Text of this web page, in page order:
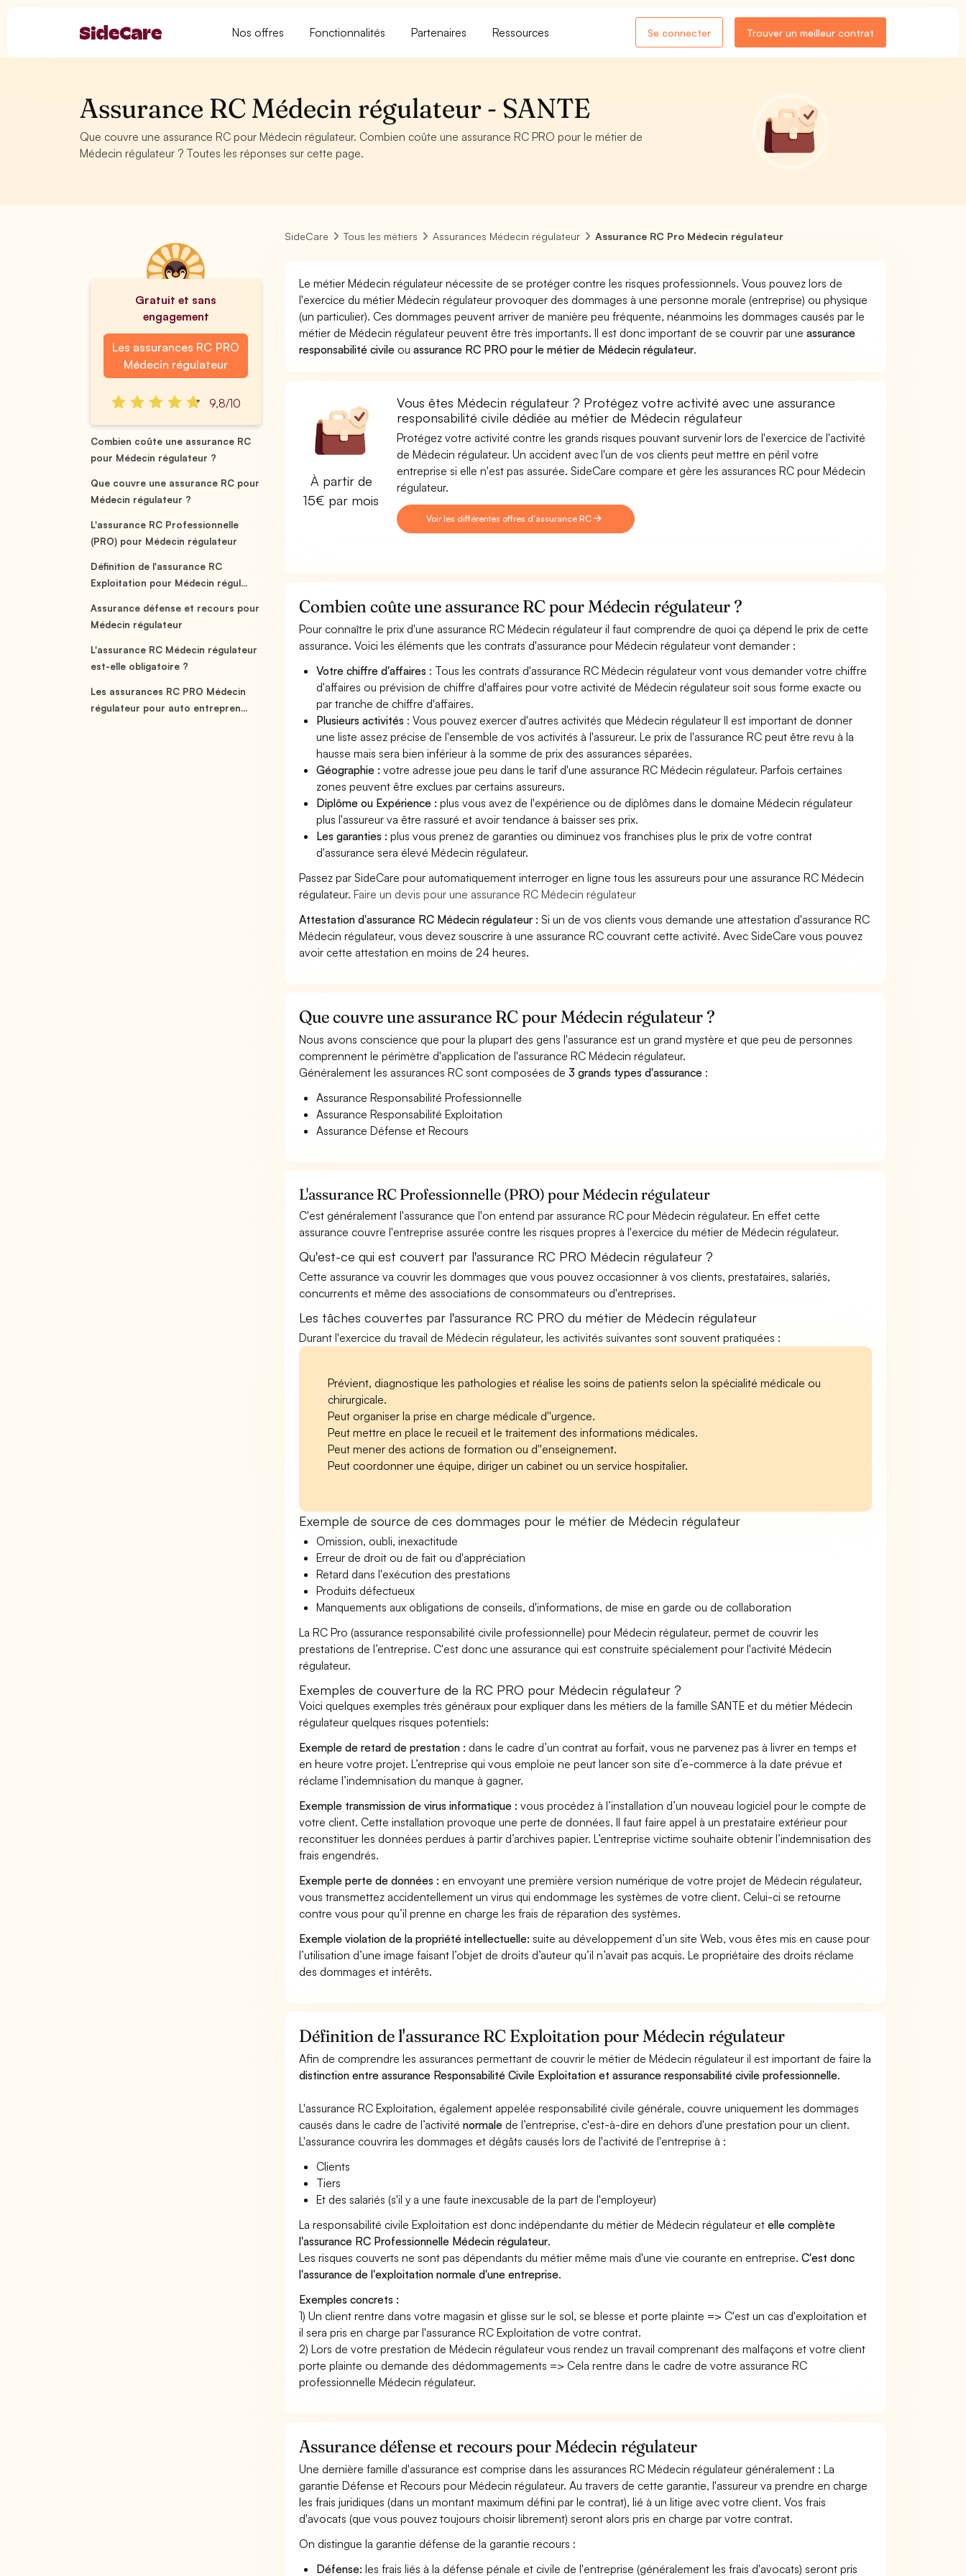
Nos offres Fonctionnalités Partenaires Ressources Se connecter Trouver un meilleur contrat
Assurance RC Médecin régulateur - SANTE
Que couvre une assurance RC pour Médecin régulateur. Combien coûte une assurance RC PRO pour le métier de
Médecin régulateur ? Toutes les réponses sur cette page.
Gratuit et sans
engagement
Les assurances RC PRO
Médecin régulateur
9,8/10
Combien coûte une assurance RC
pour Médecin régulateur ?
Que couvre une assurance RC pour
Médecin régulateur ?
L'assurance RC Professionnelle
(PRO) pour Médecin régulateur
Définition de l'assurance RC
Exploitation pour Médecin régul...
Assurance défense et recours pour
Médecin régulateur
L'assurance RC Médecin régulateur
est-elle obligatoire ?
Les assurances RC PRO Médecin
régulateur pour auto entrepren...
SideCare Tous les métiers Assurances Médecin régulateur Assurance RC Pro Médecin régulateur
Le métier Médecin régulateur nécessite de se protéger contre les risques professionnels. Vous pouvez lors de
l'exercice du métier Médecin régulateur provoquer des dommages à une personne morale (entreprise) ou physique
(un particulier). Ces dommages peuvent arriver de manière peu fréquente, néanmoins les dommages causés par le
métier de Médecin régulateur peuvent être très importants. Il est donc important de se couvrir par uneassurance
responsabilité civile ouassurance RC PRO pour le métier de Médecin régulateur.
À partir de
15€ par mois
Vous êtes Médecin régulateur ? Protégez votre activité avec une assurance
responsabilité civile dédiée au métier de Médecin régulateur
Protégez votre activité contre les grands risques pouvant survenir lors de l'exercice de l'activité
de Médecin régulateur. Un accident avec l'un de vos clients peut mettre en péril votre
entreprise si elle n'est pas assurée. SideCare compare et gère les assurances RC pour Médecin
régulateur.
Voir les différentes offres d'assurance RC
Combien coûte une assurance RC pour Médecin régulateur ?
Pour connaître le prix d'une assurance RC Médecin régulateur il faut comprendre de quoi ça dépend le prix de cette
assurance. Voici les éléments que les contrats d'assurance pour Médecin régulateur vont demander :
Votre chiffre d'affaires : Tous les contrats d'assurance RC Médecin régulateur vont vous demander votre chiffre
d'affaires ou prévision de chiffre d'affaires pour votre activité de Médecin régulateur soit sous forme exacte ou
par tranche de chiffre d'affaires.
Plusieurs activités : Vous pouvez exercer d'autres activités que Médecin régulateur Il est important de donner
une liste assez précise de l'ensemble de vos activités à l'assureur. Le prix de l'assurance RC peut être revu à la
hausse mais sera bien inférieur à la somme de prix des assurances séparées.
Géographie :votre adresse joue peu dans le tarif d'une assurance RC Médecin régulateur. Parfois certaines
zones peuvent être exclues par certains assureurs.
Diplôme ou Expérience :plus vous avez de l'expérience ou de diplômes dans le domaine Médecin régulateur
plus l'assureur va être rassuré et avoir tendance à baisser ses prix.
Les garanties :plus vous prenez de garanties ou diminuez vos franchises plus le prix de votre contrat
d'assurance sera élevé Médecin régulateur.
Passez par SideCare pour automatiquement interroger en ligne tous les assureurs pour une assurance RC Médecin
régulateur.Faire un devis pour une assurance RC Médecin régulateur
Attestation d'assurance RC Médecin régulateur : Si un de vos clients vous demande une attestation d'assurance RC
Médecin régulateur, vous devez souscrire à une assurance RC couvrant cette activité. Avec SideCare vous pouvez
avoir cette attestation en moins de 24 heures.
Que couvre une assurance RC pour Médecin régulateur ?
Nous avons conscience que pour la plupart des gens l'assurance est un grand mystère et que peu de personnes
comprennent le périmètre d'application de l'assurance RC Médecin régulateur.
Généralement les assurances RC sont composées de3 grands types d'assurance :
Assurance Responsabilité Professionnelle
Assurance Responsabilité Exploitation
Assurance Défense et Recours
L'assurance RC Professionnelle (PRO) pour Médecin régulateur
C'est généralement l'assurance que l'on entend par assurance RC pour Médecin régulateur. En effet cette
assurance couvre l'entreprise assurée contre les risques propres à l'exercice du métier de Médecin régulateur.
Qu'est-ce qui est couvert par l'assurance RC PRO Médecin régulateur ?
Cette assurance va couvrir les dommages que vous pouvez occasionner à vos clients, prestataires, salariés,
concurrents et même des associations de consommateurs ou d'entreprises.
Les tâches couvertes par l'assurance RC PRO du métier de Médecin régulateur
Durant l'exercice du travail de Médecin régulateur, les activités suivantes sont souvent pratiquées :
Prévient, diagnostique les pathologies et réalise les soins de patients selon la spécialité médicale ou
chirurgicale.
Peut organiser la prise en charge médicale d''urgence.
Peut mettre en place le recueil et le traitement des informations médicales.
Peut mener des actions de formation ou d''enseignement.
Peut coordonner une équipe, diriger un cabinet ou un service hospitalier.
Exemple de source de ces dommages pour le métier de Médecin régulateur
Omission, oubli, inexactitude
Erreur de droit ou de fait ou d'appréciation
Retard dans l'exécution des prestations
Produits défectueux
Manquements aux obligations de conseils, d'informations, de mise en garde ou de collaboration
La RC Pro (assurance responsabilité civile professionnelle) pour Médecin régulateur, permet de couvrir les
prestations de l’entreprise. C'est donc une assurance qui est construite spécialement pour l'activité Médecin
régulateur.
Exemples de couverture de la RC PRO pour Médecin régulateur ?
Voici quelques exemples très généraux pour expliquer dans les métiers de la famille SANTE et du métier Médecin
régulateur quelques risques potentiels:
Exemple de retard de prestation : dans le cadre d’un contrat au forfait, vous ne parvenez pas à livrer en temps et
en heure votre projet. L’entreprise qui vous emploie ne peut lancer son site d’e-commerce à la date prévue et
réclame l’indemnisation du manque à gagner.
Exemple transmission de virus informatique : vous procédez à l’installation d’un nouveau logiciel pour le compte de
votre client. Cette installation provoque une perte de données. Il faut faire appel à un prestataire extérieur pour
reconstituer les données perdues à partir d’archives papier. L’entreprise victime souhaite obtenir l’indemnisation des
frais engendrés.
Exemple perte de données : en envoyant une première version numérique de votre projet de Médecin régulateur,
vous transmettez accidentellement un virus qui endommage les systèmes de votre client. Celui-ci se retourne
contre vous pour qu’il prenne en charge les frais de réparation des systèmes.
Exemple violation de la propriété intellectuelle: suite au développement d’un site Web, vous êtes mis en cause pour
l’utilisation d’une image faisant l’objet de droits d’auteur qu’il n’avait pas acquis. Le propriétaire des droits réclame
des dommages et intérêts.
Définition de l'assurance RC Exploitation pour Médecin régulateur
Afin de comprendre les assurances permettant de couvrir le métier de Médecin régulateur il est important de faire la
distinction entre assurance Responsabilité Civile Exploitation et assurance responsabilité civile professionnelle.
L'assurance RC Exploitation, également appelée responsabilité civile générale, couvre uniquement les dommages
causés dans le cadre de l’activiténormale de l’entreprise, c'est-à-dire en dehors d'une prestation pour un client.
L'assurance couvrira les dommages et dégâts causés lors de l'activité de l'entreprise à :
Clients
Tiers
Et des salariés (s'il y a une faute inexcusable de la part de l'employeur)
La responsabilité civile Exploitation est donc indépendante du métier de Médecin régulateur etelle complète
l'assurance RC Professionnelle Médecin régulateur.
Les risques couverts ne sont pas dépendants du métier même mais d'une vie courante en entreprise.C'est donc
l'assurance de l'exploitation normale d'une entreprise.
Exemples concrets :
1) Un client rentre dans votre magasin et glisse sur le sol, se blesse et porte plainte => C'est un cas d'exploitation et
il sera pris en charge par l'assurance RC Exploitation de votre contrat.
2) Lors de votre prestation de Médecin régulateur vous rendez un travail comprenant des malfaçons et votre client
porte plainte ou demande des dédommagements => Cela rentre dans le cadre de votre assurance RC
professionnelle Médecin régulateur.
Assurance défense et recours pour Médecin régulateur
Une dernière famille d'assurance est comprise dans les assurances RC Médecin régulateur généralement : La
garantie Défense et Recours pour Médecin régulateur. Au travers de cette garantie, l'assureur va prendre en charge
les frais juridiques (dans un montant maximum défini par le contrat), lié à un litige avec votre client. Vos frais
d'avocats (que vous pouvez toujours choisir librement) seront alors pris en charge par votre contrat.
On distingue la garantie défense de la garantie recours :
Défense: les frais liés à la défense pénale et civile de l'entreprise (généralement les frais d'avocats) seront pris